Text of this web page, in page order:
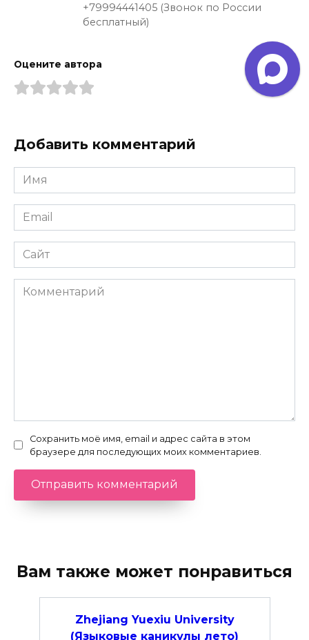
+79994441405 (Звонок по России
бесплатный)
Оцените автора
Добавить комментарий
Имя
*
Email
*
Сайт
Комментарий
Сохранить моё имя, email и адрес сайта в этом
браузере для последующих моих комментариев.
Вам также может понравиться
Zhejiang Yuexiu University
(Языковые каникулы лето)